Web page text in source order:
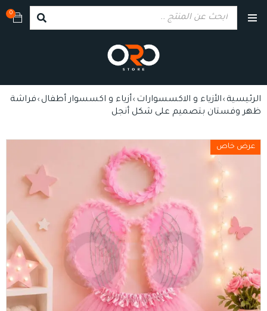
0
الرئيسية › الأزياء و الاكسسوارات › أزياء و اكسسوار أطفال › فراشة
ظهر وفستان بتصميم على شكل أنجل
عرض خاص